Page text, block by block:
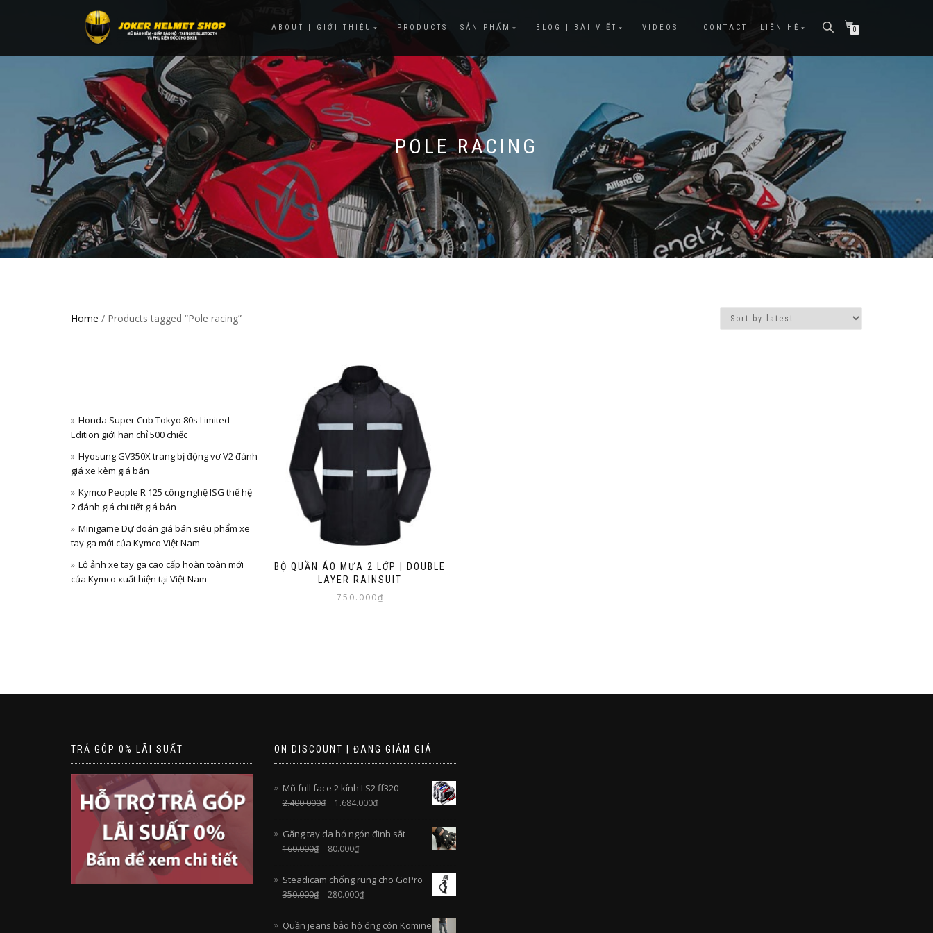
ABOUT | GIỚI THIỆU PRODUCTS | SẢN PHẨM BLOG | BÀI VIẾT VIDEOS CONTACT | LIÊN HỆ 0
POLE RACING
Home / Products tagged “Pole racing”
BỘ QUẦN ÁO MƯA 2 LỚP | DOUBLE
LAYER RAINSUIT
750.000₫
Honda Super Cub Tokyo 80s Limited
Edition giới hạn chỉ 500 chiếc
Hyosung GV350X trang bị động vơ V2 đánh
giá xe kèm giá bán
Kymco People R 125 công nghệ ISG thế hệ
2 đánh giá chi tiết giá bán
Minigame Dự đoán giá bán siêu phẩm xe
tay ga mới của Kymco Việt Nam
Lộ ảnh xe tay ga cao cấp hoàn toàn mới
của Kymco xuất hiện tại Việt Nam
TRẢ GÓP 0% LÃI SUẤT ON DISCOUNT | ĐANG GIẢM GIÁ
Mũ full face 2 kính LS2 ff320
2.400.000₫ 1.684.000₫
Găng tay da hở ngón đinh sắt
160.000₫ 80.000₫
Steadicam chống rung cho GoPro
350.000₫ 280.000₫
Quần jeans bảo hộ ống côn Komine